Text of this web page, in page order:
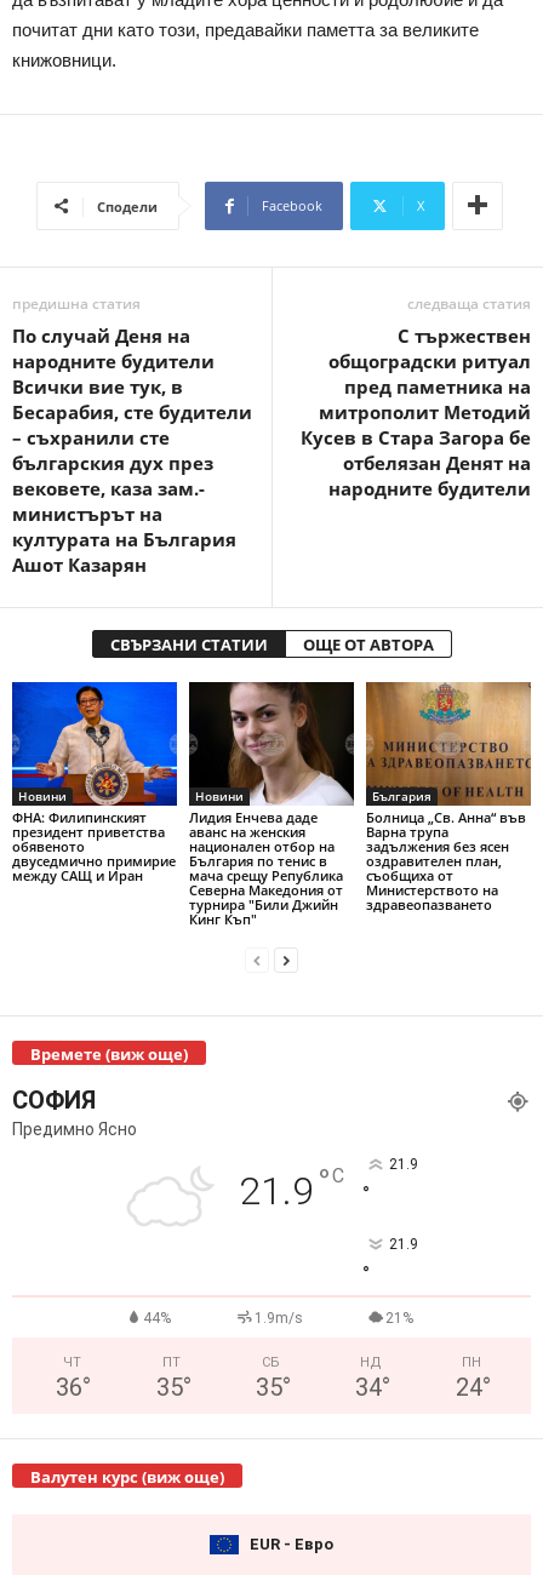
почитат дни като този, предавайки паметта за великите
книжовници.
Сподели Facebook X
предишна статия
По случай Деня на
народните будители
Всички вие тук, в
Бесарабия, сте будители
– съхранили сте
българския дух през
вековете, каза зам.-
министърът на
културата на България
Ашот Казарян
следваща статия
С тържествен
общоградски ритуал
пред паметника на
митрополит Методий
Кусев в Стара Загора бе
отбелязан Денят на
народните будители
СВЪРЗАНИ СТАТИИ ОЩЕ ОТ АВТОРА
Новини
ФНА: Филипинският
президент приветства
обявеното
двуседмично примирие
между САЩ и Иран
Новини
Лидия Енчева даде
аванс на женския
национален отбор на
България по тенис в
мача срещу Република
Северна Македония от
турнира "Били Джийн
Кинг Къп"
България
Болница „Св. Анна“ във
Варна трупа
задължения без ясен
оздравителен план,
съобщиха от
Министерството на
здравеопазването
Времете (виж още)
СОФИЯ
Предимно Ясно
21.9 °C 21.9
°
21.9
°
44% 1.9m/s 21%
ЧТ
36°
ПТ
35°
СБ
35°
НД
34°
ПН
24°
Валутен курс (виж още)
EUR - Евро